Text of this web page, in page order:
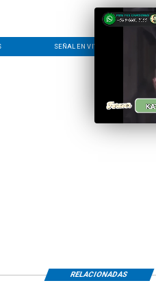
SEÑAL EN VIVO
RELACIONADAS